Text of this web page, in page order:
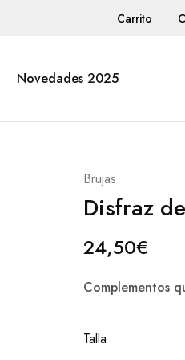
Carrito
Novedades 2025
Brujas
Disfraz
24,50€
Complementos
Talla